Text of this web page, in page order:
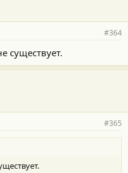
#364
существует.
#365